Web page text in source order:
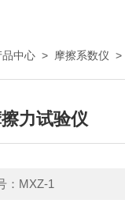
品中心 > 摩擦系数仪 >
力试验仪
：MXZ-1